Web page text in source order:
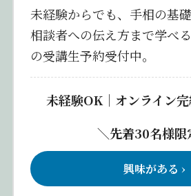
未経験からでも、手相の基
相談者への伝え方まで学べ
の受講生予約受付中。
未経験OK｜オンライン
＼先着30名様限
興味がある ›